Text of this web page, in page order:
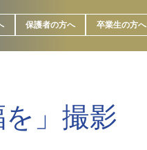
保護者の方へ 卒業生の方へ
」撮影